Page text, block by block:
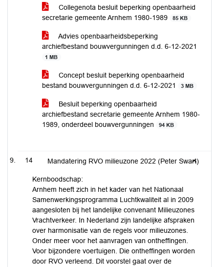
Collegenota besluit beperking openbaarheid
secretarie gemeente Arnhem 1980-1989
85 KB
Advies openbaarheidsbeperking
archiefbestand bouwvergunningen d.d. 6-12-2021
1 MB
Concept besluit beperking openbaarheid
bestand bouwvergunningen d.d. 6-12-2021
3 MB
Besluit beperking openbaarheid
archiefbestand secretarie gemeente Arnhem 1980-
1989, onderdeel bouwvergunningen
94 KB
14 Mandatering RVO milieuzone 2022 (Peter Swart)
Kernboodschap:
Arnhem heeft zich in het kader van het Nationaal
Samenwerkingsprogramma Luchtkwaliteit al in 2009
aangesloten bij het landelijke convenant Milieuzones
Vrachtverkeer. In Nederland zijn landelijke afspraken
over harmonisatie van de regels voor milieuzones.
Onder meer voor het aanvragen van ontheffingen.
Voor bijzondere voertuigen. Die ontheffingen worden
door RVO verleend. Dit voorstel gaat over de